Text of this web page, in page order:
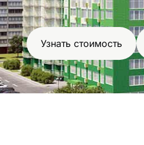
Узнать стоимость